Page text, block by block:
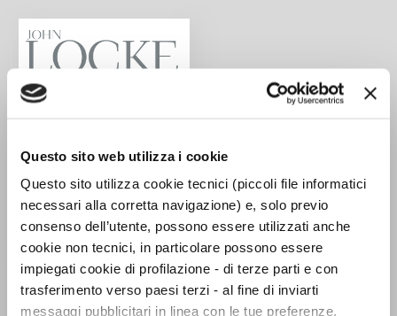
Questo sito web utilizza i cookie
Questo sito utilizza cookie tecnici (piccoli file informatici
necessari alla corretta navigazione) e, solo previo
consenso dell’utente, possono essere utilizzati anche
cookie non tecnici, in particolare possono essere
impiegati cookie di profilazione - di terze parti e con
trasferimento verso paesi terzi - al fine di inviarti
messaggi pubblicitari in linea con le tue preferenze,
Saggio sull'intelletto
umano